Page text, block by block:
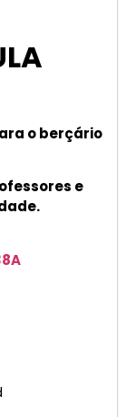
o berçário
e